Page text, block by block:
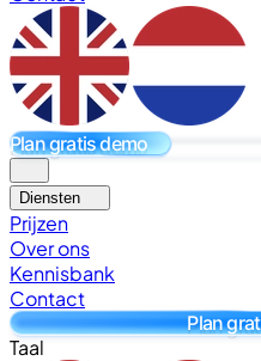
Plan gratis demo
Diensten
Prijzen
Over ons
Kennisbank
Contact
Plan
Taal